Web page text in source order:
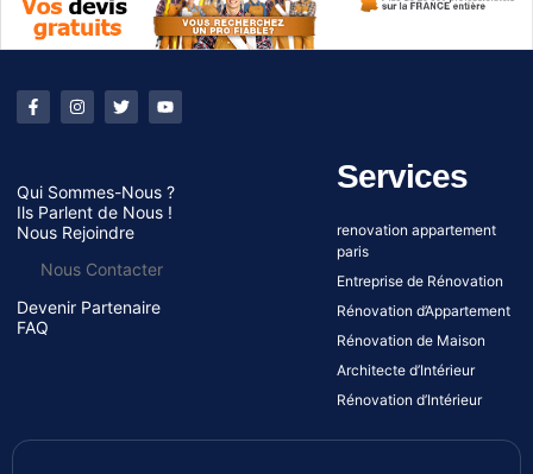
Qui Sommes-Nous ?
Ils Parlent de Nous !
Nous Rejoindre
Nous Contacter
Devenir Partenaire
FAQ
Services
renovation appartement
paris
Entreprise de Rénovation
Rénovation d’Appartement
Rénovation de Maison
Architecte d’Intérieur
Rénovation d’Intérieur